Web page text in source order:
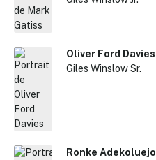
Oliver Ford Davies
Giles Winslow Sr.
Ronke Adekoluejo